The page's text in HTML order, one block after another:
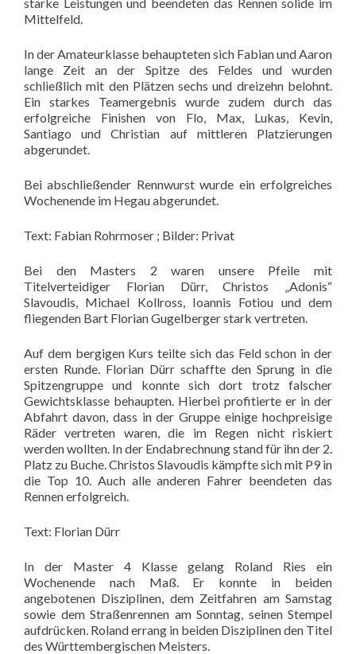
Mittelfeld.
In der Amateurklasse behaupteten sich Fabian und Aaron
lange Zeit an der Spitze des Feldes und wurden
schließlich mit den Plätzen sechs und dreizehn belohnt.
Ein starkes Teamergebnis wurde zudem durch das
erfolgreiche Finishen von Flo, Max, Lukas, Kevin,
Santiago und Christian auf mittleren Platzierungen
abgerundet.
Bei abschließender Rennwurst wurde ein erfolgreiches
Wochenende im Hegau abgerundet.
Text: Fabian Rohrmoser ; Bilder: Privat
Bei den Masters 2 waren unsere Pfeile mit
Titelverteidiger Florian Dürr, Christos „Adonis“
Slavoudis, Michael Kollross, Ioannis Fotiou und dem
fliegenden Bart Florian Gugelberger stark vertreten.
Auf dem bergigen Kurs teilte sich das Feld schon in der
ersten Runde. Florian Dürr schaffte den Sprung in die
Spitzengruppe und konnte sich dort trotz falscher
Gewichtsklasse behaupten. Hierbei profitierte er in der
Abfahrt davon, dass in der Gruppe einige hochpreisige
Räder vertreten waren, die im Regen nicht riskiert
werden wollten. In der Endabrechnung stand für ihn der 2.
Platz zu Buche. Christos Slavoudis kämpfte sich mit P9 in
die Top 10. Auch alle anderen Fahrer beendeten das
Rennen erfolgreich.
Text: Florian Dürr
In der Master 4 Klasse gelang Roland Ries ein
Wochenende nach Maß. Er konnte in beiden
angebotenen Disziplinen, dem Zeitfahren am Samstag
sowie dem Straßenrennen am Sonntag, seinen Stempel
aufdrücken. Roland errang in beiden Disziplinen den Titel
des Württembergischen Meisters.